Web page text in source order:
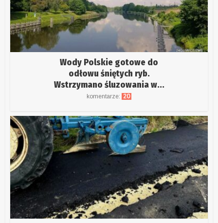
Wody Polskie gotowe do
odłowu śniętych ryb.
Wstrzymano śluzowania w...
komentarze: 20